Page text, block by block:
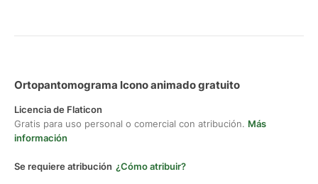
Ortopantomograma Icono animado gratuito
Licencia de Flaticon
Gratis para uso personal o comercial con atribución. Más
información
Se requiere atribución ¿Cómo atribuir?